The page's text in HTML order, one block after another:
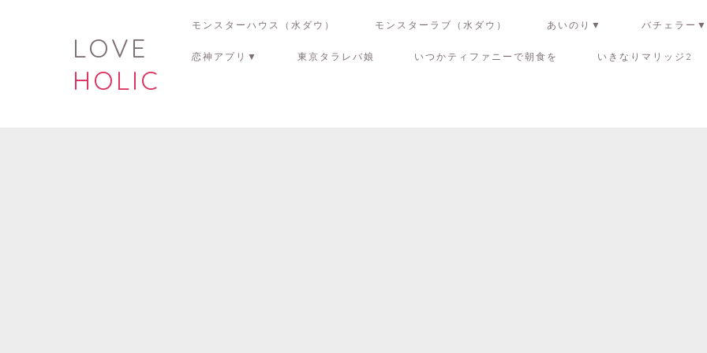
LOVE
HOLIC
モンスターハウス（水ダウ） モンスターラブ（水ダウ） あいのり▼ バチェラー▼
恋神アプリ▼ 東京タラレバ娘 いつかティファニーで朝食を いきなりマリッジ2